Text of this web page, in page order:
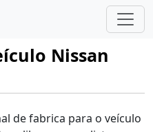
Nissan
de fabrica para o veículo